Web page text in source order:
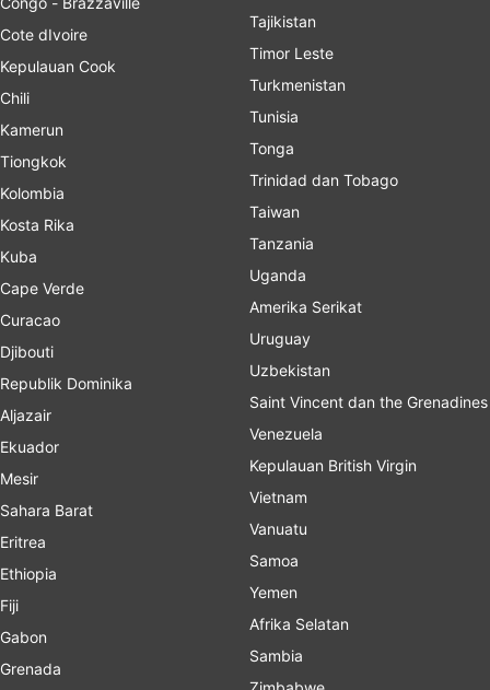
Cote dIvoire
Kepulauan Cook
Chili
Kamerun
Tiongkok
Kolombia
Kosta Rika
Kuba
Cape Verde
Curacao
Djibouti
Republik Dominika
Aljazair
Ekuador
Mesir
Sahara Barat
Eritrea
Ethiopia
Fiji
Gabon
Grenada
Tajikistan
Timor Leste
Turkmenistan
Tunisia
Tonga
Trinidad dan Tobago
Taiwan
Tanzania
Uganda
Amerika Serikat
Uruguay
Uzbekistan
Saint Vincent dan the Grenadines
Venezuela
Kepulauan British Virgin
Vietnam
Vanuatu
Samoa
Yemen
Afrika Selatan
Sambia